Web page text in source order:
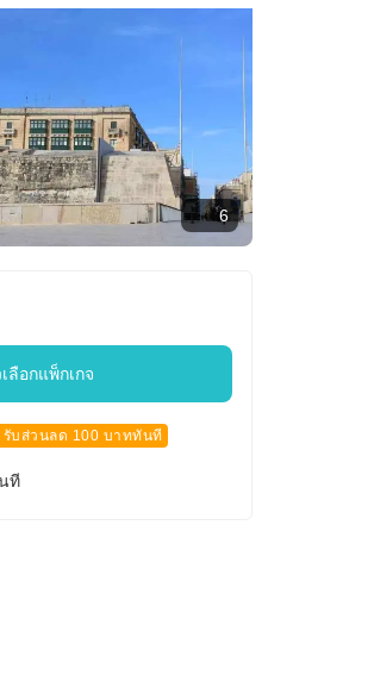
6
ลือกแพ็กเกจ
บส่วนลด 100 บาททันที
ที